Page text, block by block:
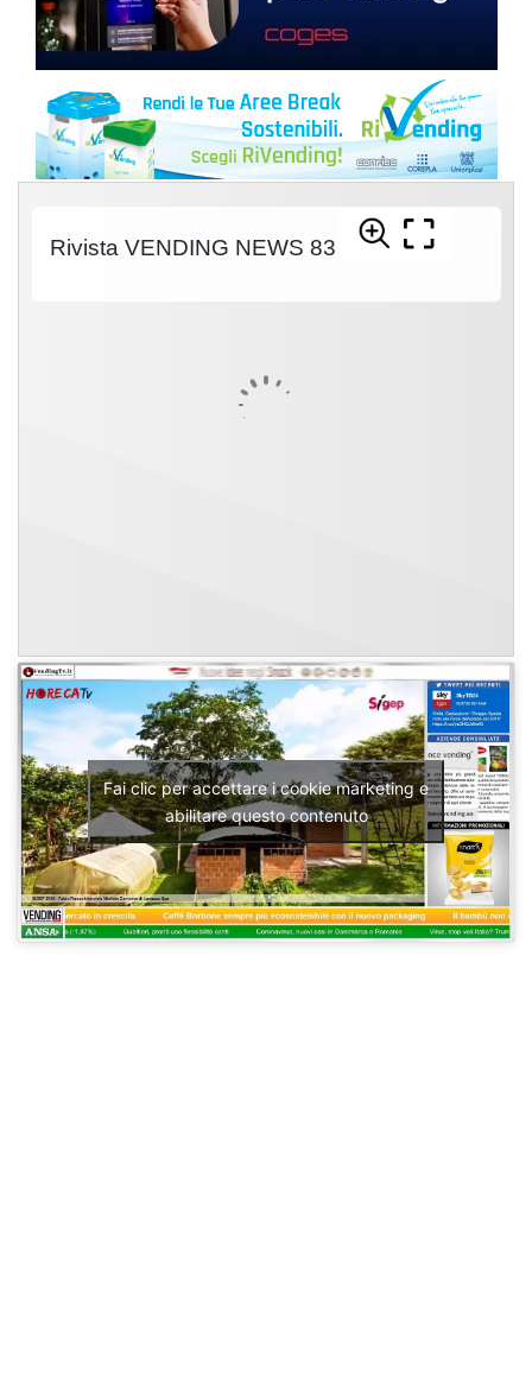
Fai clic per accettare i cookie marketing e
abilitare questo contenuto